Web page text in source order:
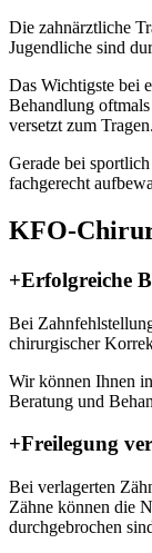
Die zahnärztliche
Jugendliche sind
Das Wichtigste bei
Behandlung
versetzt zum Tragen.
Gerade bei
fachgerecht
KFO-
+Erfolgreiche
Bei
chirurgischer
Wir können Ihnen
Beratung und
+Freilegung
Bei verlagerten
Zähne können die
durchgebrochen